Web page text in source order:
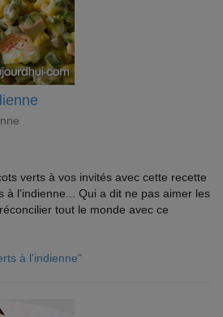
verts à vos invités avec cette recette
à l'indienne... Qui a dit ne pas aimer les
tout le monde avec ce
à l'indienne"